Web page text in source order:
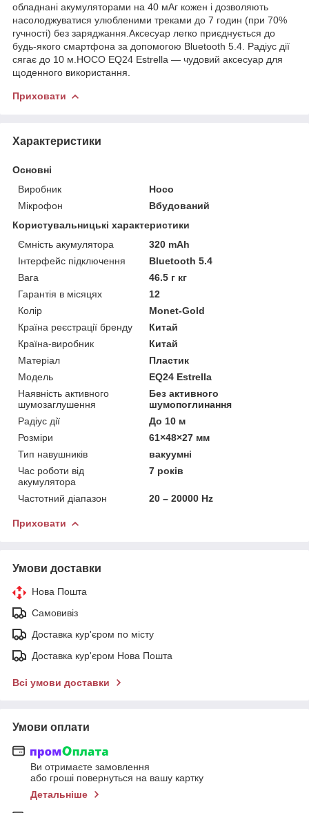
обладнані акумуляторами на 40 мАг кожен і дозволяють
насолоджуватися улюбленими треками до 7 годин (при 70%
гучності) без заряджання.Аксесуар легко приєднується до
будь-якого смартфона за допомогою Bluetooth 5.4. Радіус дії
сягає до 10 м.HOCO EQ24 Estrella — чудовий аксесуар для
щоденного використання.
Приховати
Характеристики
Основні
Виробник
Hoco
Мікрофон
Вбудований
Користувальницькі характеристики
Ємність акумулятора
320 mAh
Інтерфейс підключення
Bluetooth 5.4
Вага
46.5 г кг
Гарантія в місяцях
12
Колір
Monet-Gold
Країна реєстрації бренду
Китай
Країна-виробник
Китай
Матеріал
Пластик
Мoдель
EQ24 Estrella
Наявність активного
шумозаглушення
Без активного
шумопоглинання
Радіус дії
До 10 м
Розміри
61×48×27 мм
Тип навушників
вакуумні
Час роботи від
акумулятора
7 років
Частотний діапазон 20 – 20000 Hz
Приховати
Умови доставки
Нова Пошта
Самовивіз
Доставка кур'єром по місту
Доставка кур'єром Нова Пошта
Всі умови доставки
Умови оплати
Ви отримаєте замовлення
або гроші повернуться на вашу картку
Детальніше